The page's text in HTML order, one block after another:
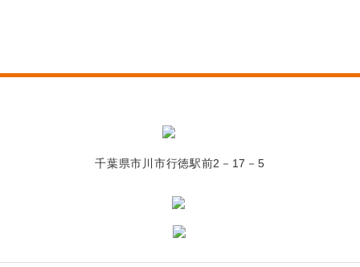
千葉県市川市行徳駅前2－17－5